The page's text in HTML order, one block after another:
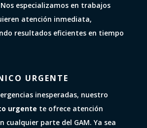
especializamos en trabajos
atención inmediata,
resultados eficientes en tiempo
URGENTE
inesperadas, nuestro
urgente te ofrece atención
cualquier parte del GAM. Ya sea